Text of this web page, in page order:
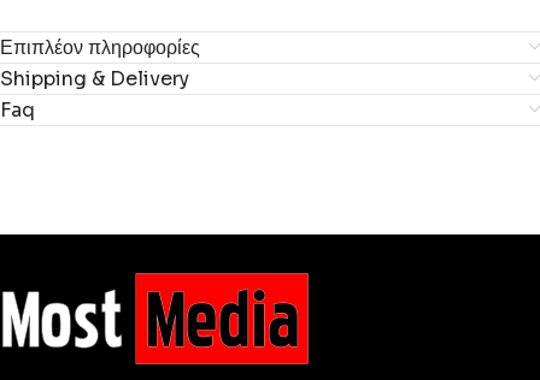
Επιπλέον πληροφορίες
Shipping & Delivery
Faq